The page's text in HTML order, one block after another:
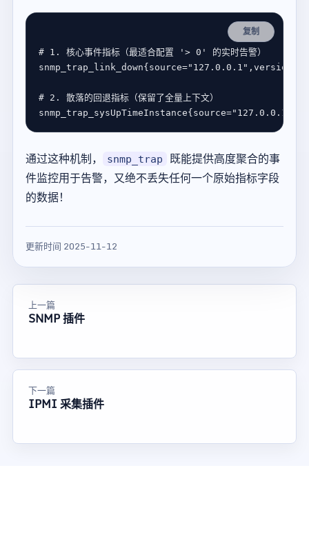
复制
通过这种机制， snmp_trap
既能提供高度聚合的事
件监控用于告警，又绝不丢失任何一个原始指标字段
的数据！
更新时间 2025-11-12
上一篇
SNMP 插件
下一篇
IPMI 采集插件